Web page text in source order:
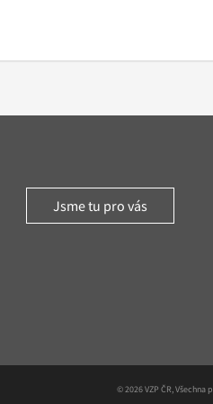
Jsme tu pro vás
© 2026 VZP ČR, Všechna